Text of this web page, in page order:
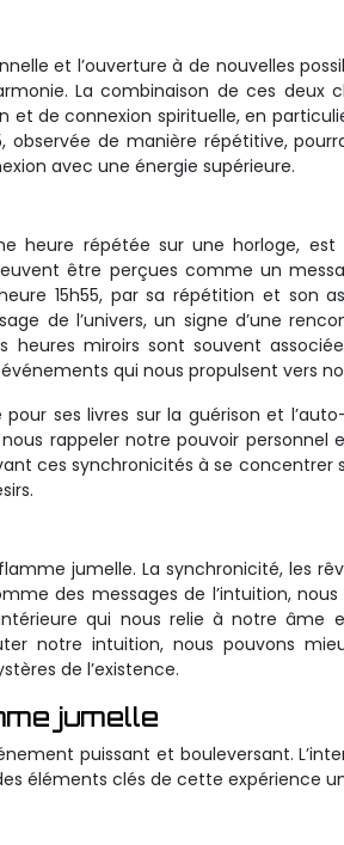
et l’ouverture à de nouvelles
La combinaison de ces deux
de connexion spirituelle, en
observée de manière répétitive,
avec une énergie supérieure.
heure répétée sur une horloge, est
être perçues comme un
15h55, par sa répétition et son
de l’univers, un signe d’une
heures miroirs sont souvent
qui nous propulsent vers
pour ses livres sur la guérison et
rappeler notre pouvoir
ces synchronicités à se concentrer
jumelle. La synchronicité, les
des messages de l’intuition,
qui nous relie à notre âme
notre intuition, nous pouvons
de l’existence.
jumelle
puissant et bouleversant.
éléments clés de cette expérience